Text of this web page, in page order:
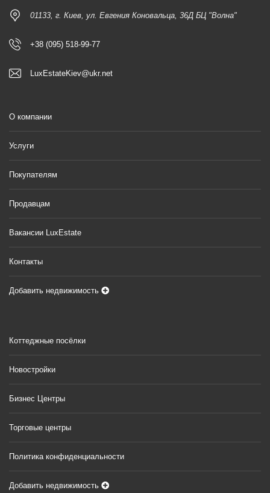
01133, г. Киев, ул. Евгения Коновальца, 36Д БЦ "Волна"
+38 (095) 518-99-77
LuxEstateKiev@ukr.net
О компании
Услуги
Покупателям
Продавцам
Вакансии LuxEstate
Контакты
Добавить недвижимость
Коттеджные посёлки
Новостройки
Бизнес Центры
Торговые центры
Политика конфиденциальности
Добавить недвижимость